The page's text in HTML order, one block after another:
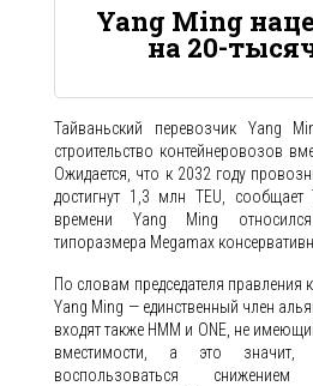
Yang Ming
на 20-
Тайваньский перевозчик Yang
строительство контейнеровозов
Ожидается, что к 2032 году
достигнут 1,3 млн TEU,
времени Yang Ming
типоразмера Megamax
По словам председателя
Yang Ming — единственный член
входят также HMM и ONE, не
вместимости, а это
воспользоваться